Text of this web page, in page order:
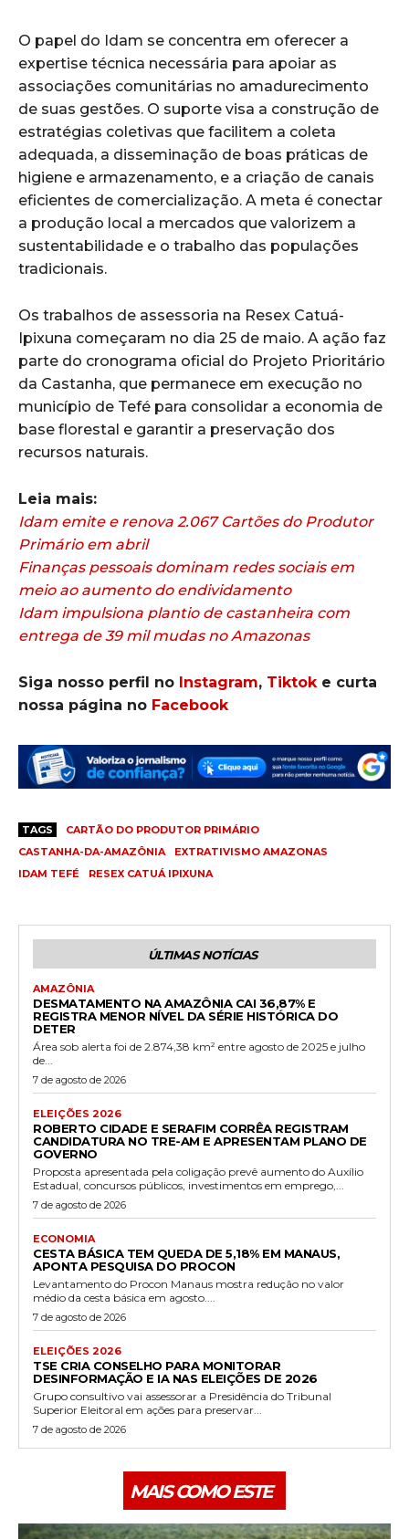
O papel do Idam se concentra em oferecer a
expertise técnica necessária para apoiar as
associações comunitárias no amadurecimento
de suas gestões. O suporte visa a construção de
estratégias coletivas que facilitem a coleta
adequada, a disseminação de boas práticas de
higiene e armazenamento, e a criação de canais
eficientes de comercialização. A meta é conectar
a produção local a mercados que valorizem a
sustentabilidade e o trabalho das populações
tradicionais.
Os trabalhos de assessoria na Resex Catuá-
Ipixuna começaram no dia 25 de maio. A ação faz
parte do cronograma oficial do Projeto Prioritário
da Castanha, que permanece em execução no
município de Tefé para consolidar a economia de
base florestal e garantir a preservação dos
recursos naturais.
Leia mais:
Idam emite e renova 2.067 Cartões do Produtor
Primário em abril
Finanças pessoais dominam redes sociais em
meio ao aumento do endividamento
Idam impulsiona plantio de castanheira com
entrega de 39 mil mudas no Amazonas
Siga nosso perfil no Instagram, Tiktoke curta
nossa página no Facebook
TAGS
CARTÃO DO PRODUTOR PRIMÁRIO
CASTANHA-DA-AMAZÔNIA
EXTRATIVISMO AMAZONAS
IDAM TEFÉ
RESEX CATUÁ IPIXUNA
ÚLTIMAS NOTÍCIAS
AMAZÔNIA
DESMATAMENTO NA AMAZÔNIA CAI 36,87% E
REGISTRA MENOR NÍVEL DA SÉRIE HISTÓRICA DO
DETER
Área sob alerta foi de 2.874,38 km² entre agosto de 2025 e julho
de...
7 de agosto de 2026
ELEIÇÕES 2026
ROBERTO CIDADE E SERAFIM CORRÊA REGISTRAM
CANDIDATURA NO TRE-AM E APRESENTAM PLANO DE
GOVERNO
Proposta apresentada pela coligação prevê aumento do Auxílio
Estadual, concursos públicos, investimentos em emprego,...
7 de agosto de 2026
ECONOMIA
CESTA BÁSICA TEM QUEDA DE 5,18% EM MANAUS,
APONTA PESQUISA DO PROCON
Levantamento do Procon Manaus mostra redução no valor
médio da cesta básica em agosto....
7 de agosto de 2026
ELEIÇÕES 2026
TSE CRIA CONSELHO PARA MONITORAR
DESINFORMAÇÃO E IA NAS ELEIÇÕES DE 2026
Grupo consultivo vai assessorar a Presidência do Tribunal
Superior Eleitoral em ações para preservar...
7 de agosto de 2026
MAIS COMO ESTE